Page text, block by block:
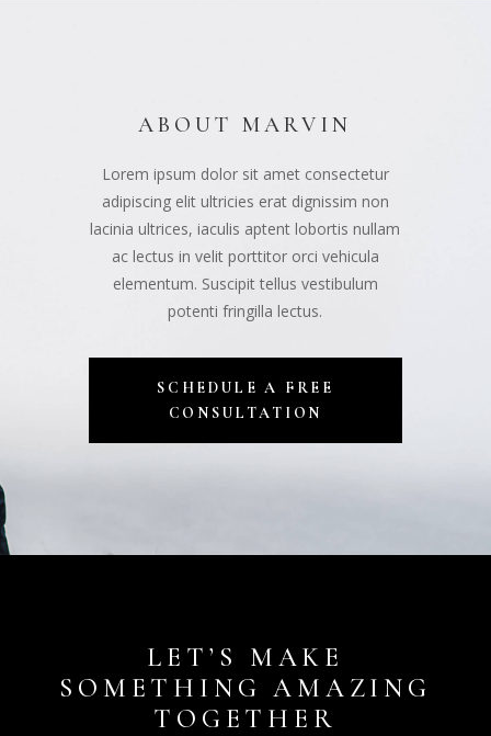
ABOUT MARVIN
Lorem ipsum dolor sit amet consectetur
adipiscing elit ultricies erat dignissim non
lacinia ultrices, iaculis aptent lobortis nullam
ac lectus in velit porttitor orci vehicula
elementum. Suscipit tellus vestibulum
potenti fringilla lectus.
SCHEDULE A FREE
CONSULTATION
LET’S MAKE
SOMETHING AMAZING
TOGETHER